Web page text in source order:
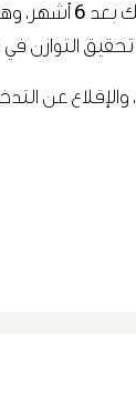
أشار الدكتور تاو: “يجب الأخذ
تحقيق التوازن
عن